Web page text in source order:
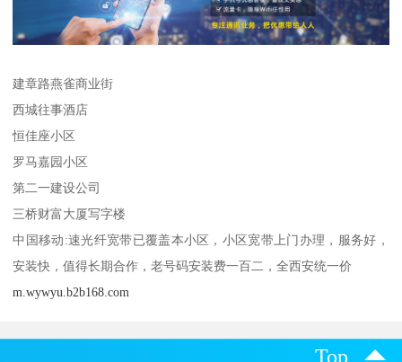
建章路燕雀商业街
西城往事酒店
恒佳座小区
罗马嘉园小区
第二一建设公司
三桥财富大厦写字楼
中国移动:速光纤宽带已覆盖本小区，小区宽带上门办理，服务好，
安装快，值得长期合作，老号码安装费一百二，全西安统一价
m.wywyu.b2b168.com
Top